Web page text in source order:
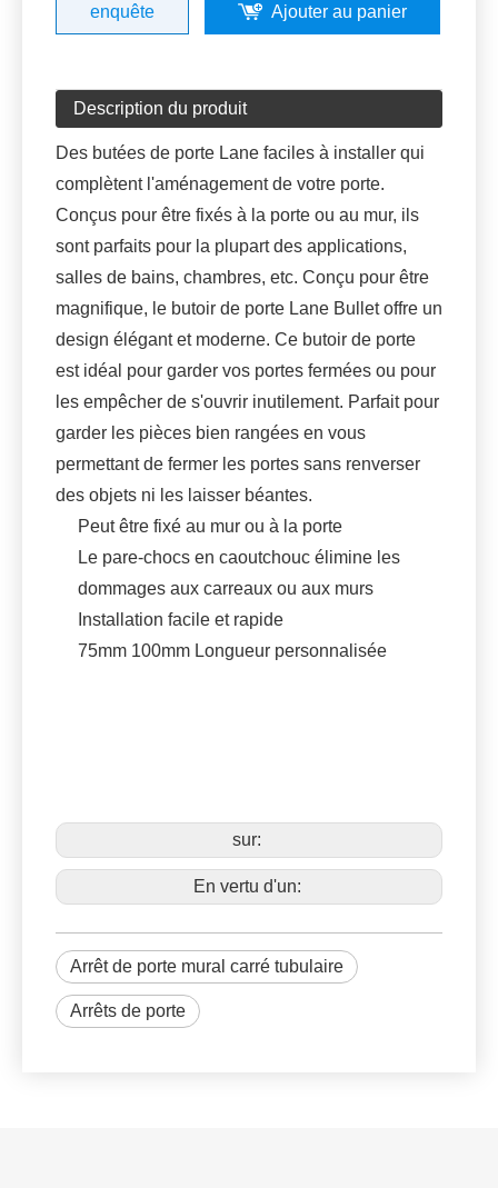
enquête Ajouter au panier
Description du produit
Des butées de porte Lane faciles à installer qui
complètent l'aménagement de votre porte.
Conçus pour être fixés à la porte ou au mur, ils
sont parfaits pour la plupart des applications,
salles de bains, chambres, etc. Conçu pour être
magnifique, le butoir de porte Lane Bullet offre un
design élégant et moderne. Ce butoir de porte
est idéal pour garder vos portes fermées ou pour
les empêcher de s'ouvrir inutilement. Parfait pour
garder les pièces bien rangées en vous
permettant de fermer les portes sans renverser
des objets ni les laisser béantes.
Peut être fixé au mur ou à la porte
Le pare-chocs en caoutchouc élimine les
dommages aux carreaux ou aux murs
Installation facile et rapide
75mm 100mm Longueur personnalisée
sur:
En vertu d'un:
Arrêt de porte mural carré tubulaire
Arrêts de porte